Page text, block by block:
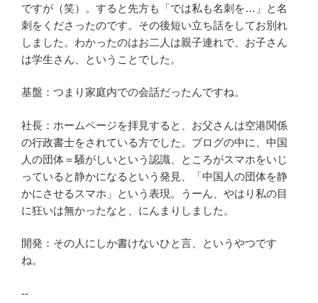
ですが（笑）。すると先方も「では私も名刺を…」と名
刺をくださったのです。その後短い立ち話をしてお別れ
しました。わかったのはお二人は親子連れで、お子さん
は学生さん、ということでした。
基盤：つまり家庭内での会話だったんですね。
社長：ホームページを拝見すると、お父さんは空港関係
の行政書士をされている方でした。ブログの中に、中国
人の団体＝騒がしいという認識、ところがスマホをいじ
っていると静かになるという発見、「中国人の団体を静
かにさせるスマホ」という表現。うーん、やはり私の目
に狂いは無かったなと、にんまりしました。
開発：その人にしか書けないひと言、というやつです
ね。
--